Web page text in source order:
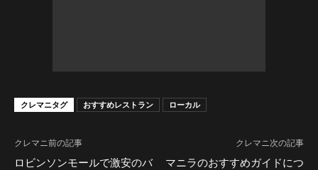
クレマニタグ おすすめレストラン ローカル
クレマニ前の記事
ロビンソンモールで激安のバ
クレマニ次の記事
マニラのおすすめガイドにつ